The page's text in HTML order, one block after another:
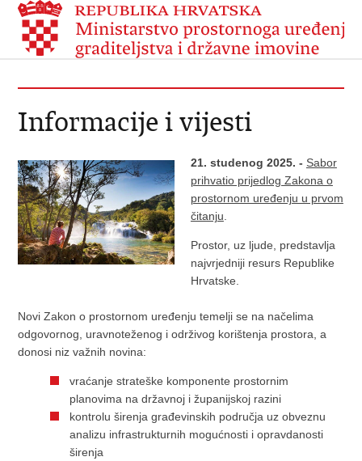
Informacije i vijesti
21. studenog 2025. - Sabor
prihvatio prijedlog Zakona o
prostornom uređenju u prvom
čitanju
Prostor, uz ljude, predstavlja
najvrjedniji resurs Republike
Hrvatske.
Novi Zakon o prostornom uređenju temelji se na načelima
odgovornog, uravnoteženog i održivog korištenja prostora, a
donosi niz važnih novina:
vraćanje strateške komponente prostornim
planovima na državnoj i županijskoj razini
kontrolu širenja građevinskih područja uz obveznu
analizu infrastrukturnih mogućnosti i opravdanosti
širenja